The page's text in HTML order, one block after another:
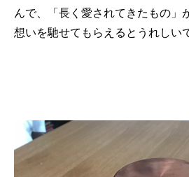
んで、「長く愛されてきたもの」
想いを馳せてもらえるとうれしい